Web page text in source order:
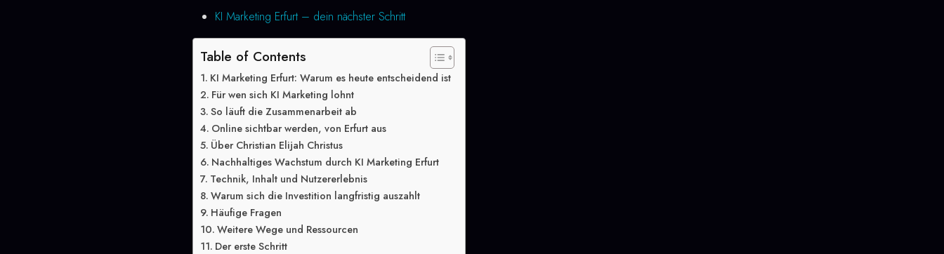
KI Marketing Erfurt – dein nächster Schritt
Table of Contents
KI Marketing Erfurt: Warum es heute entscheidend ist
Für wen sich KI Marketing lohnt
So läuft die Zusammenarbeit ab
Online sichtbar werden, von Erfurt aus
Über Christian Elijah Christus
Nachhaltiges Wachstum durch KI Marketing Erfurt
Technik, Inhalt und Nutzererlebnis
Warum sich die Investition langfristig auszahlt
Häufige Fragen
Weitere Wege und Ressourcen
Der erste Schritt